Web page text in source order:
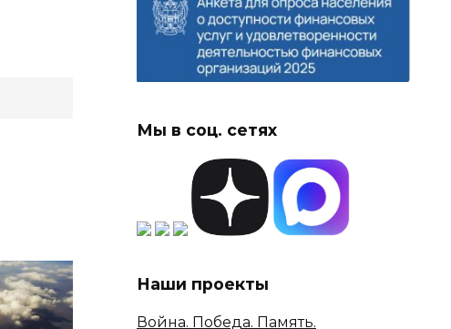
Мы в соц. сетях
Наши проекты
Война. Победа. Память.